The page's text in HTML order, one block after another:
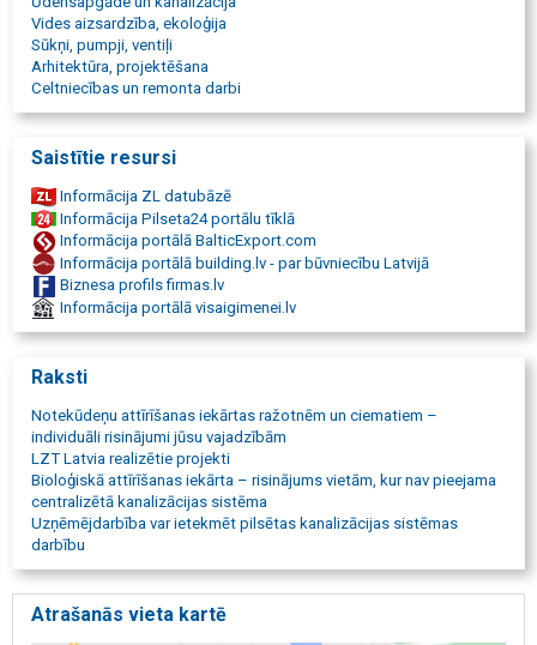
Vides aizsardzība, ekoloģija
Sūkņi, pumpji, ventiļi
Arhitektūra, projektēšana
Celtniecības un remonta darbi
Saistītie resursi
Informācija ZL datubāzē
Informācija Pilseta24 portālu tīklā
Informācija portālā BalticExport.com
Informācija portālā building.lv - par būvniecību Latvijā
Biznesa profils firmas.lv
Informācija portālā visaigimenei.lv
Raksti
Notekūdeņu attīrīšanas iekārtas ražotnēm un ciematiem –
individuāli risinājumi jūsu vajadzībām
LZT Latvia realizētie projekti
Bioloģiskā attīrīšanas iekārta – risinājums vietām, kur nav pieejama
centralizētā kanalizācijas sistēma
Uzņēmējdarbība var ietekmēt pilsētas kanalizācijas sistēmas
darbību
Atrašanās vieta kartē